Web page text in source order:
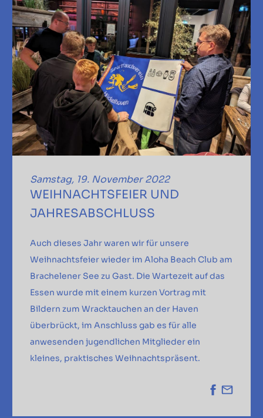
Samstag, 19. November 2022
WEIHNACHTSFEIER UND
JAHRESABSCHLUSS
Auch dieses Jahr waren wir für unsere
Weihnachtsfeier wieder im Aloha Beach Club am
Brachelener See zu Gast. Die Wartezeit auf das
Essen wurde mit einem kurzen Vortrag mit
Bildern zum Wracktauchen an der Haven
überbrückt, im Anschluss gab es für alle
anwesenden jugendlichen Mitglieder ein
kleines, praktisches Weihnachtspräsent.